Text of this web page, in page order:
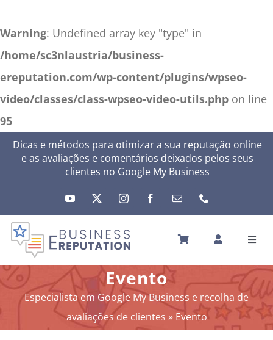
Warning: Undefined array key "type" in
/home/sc3nlaustria/business-
ereputation.com/wp-content/plugins/wpseo-
video/classes/class-wpseo-video-utils.php on line
95
SkipDicas e métodos para otimizar a sua reputação online
e as avaliações e comentários deixados pelos seus
clientes no Google My Business
INÍCIO
A SUA REPUTAÇÃO
A SUA ATIVIDADE
MEUS SERVIÇOS
Evento
Especialista em Google My Business e recolha de
avaliações de clientes » Evento